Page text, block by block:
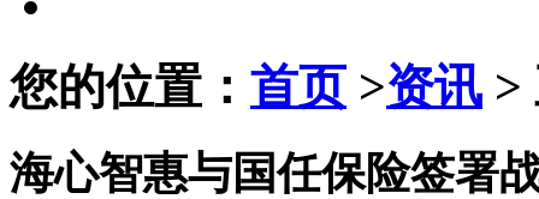
您的位置： 首页 >资讯 >
海心智惠与国任保险签署